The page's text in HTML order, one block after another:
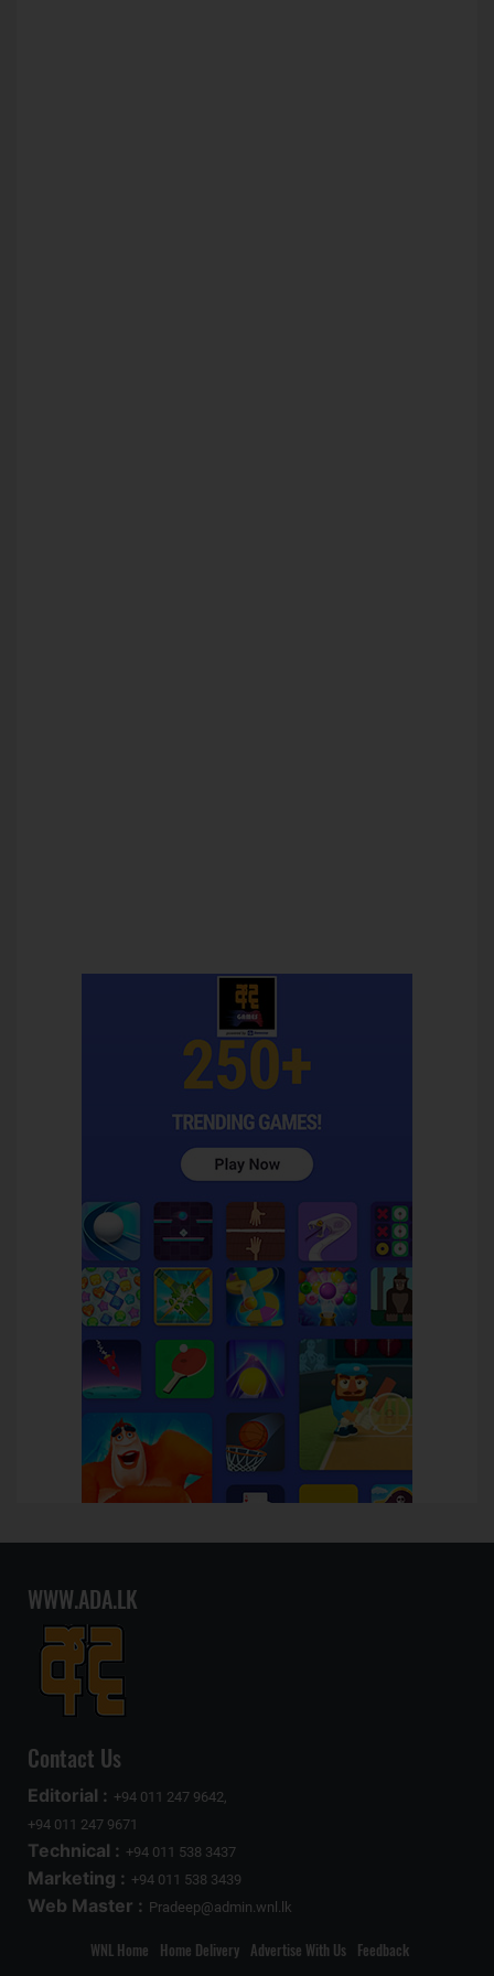
WWW.ADA.LK
Contact Us
Editorial : +94 011 247 9642,
+94 011 247 9671
Technical : +94 011 538 3437
Marketing : +94 011 538 3439
Web Master : Pradeep@admin.wnl.lk
WNL Home Home Delivery Advertise With Us Feedback